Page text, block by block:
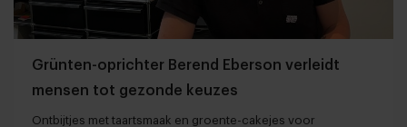
Grünten-oprichter Berend Eberson verleidt
mensen tot gezonde keuzes
Ontbijtjes met taartsmaak en groente-cakejes voor